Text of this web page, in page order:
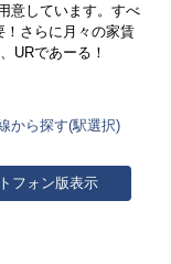
意しています。すべ
！さらに月々の家賃
URであーる！
から探す(駅選択)
フォン版表示